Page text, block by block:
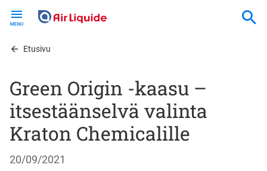
contentEtusivu
Green Origin -kaasu –
itsestäänselvä valinta
Kraton Chemicalille
20/09/2021